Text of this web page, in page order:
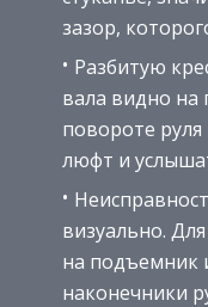
зазор,
Разбитую
вала видно на
повороте
люфт и
визуально.
на подъемник
наконечники